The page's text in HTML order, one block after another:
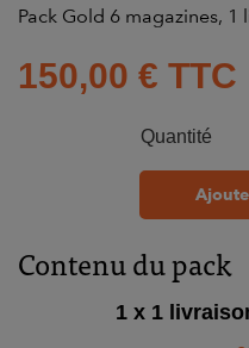
Pack Gold 6 magazines,
150,00 € TTC
Quantité
Contenu du pack
1 x 1